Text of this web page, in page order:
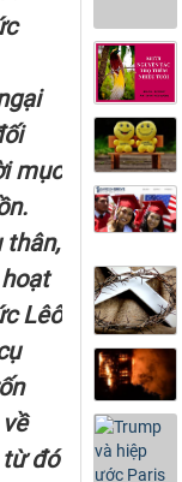
mục
thân,
Lêô
đó